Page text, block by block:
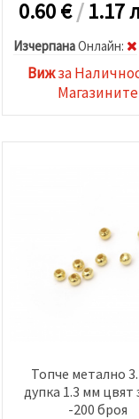
0.60€/1.17
ИзчерпанаOнлайн:
Вижза
Магазините
Топче метално
дупка 1.3 мм цвят
-200 броя